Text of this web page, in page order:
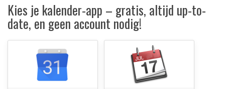
Kies je kalender-app – gratis, altijd up-to-
date, en geen account nodig!